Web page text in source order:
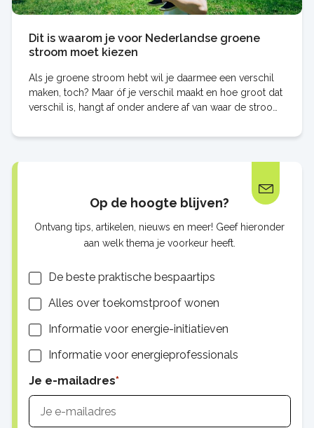
Dit is waarom je voor Nederlandse groene
stroom moet kiezen
Als je groene stroom hebt wil je daarmee een verschil
maken, toch? Maar óf je verschil maakt en hoe groot dat
verschil is, hangt af onder andere af van waar de stroom
Op de hoogte blijven?
Ontvang tips, artikelen, nieuws en meer! Geef hieronder
aan welk thema je voorkeur heeft.
LijstenDe beste praktische bespaartips
Alles over toekomstproof wonen
Informatie voor energie-initiatieven
Informatie voor energieprofessionals
Je e-mailadres